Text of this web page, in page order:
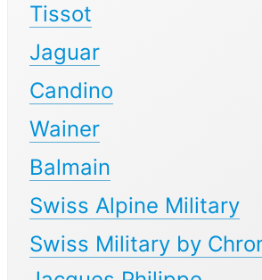
Tissot
Jaguar
Candino
Wainer
Balmain
Swiss Alpine Military
Swiss Military by